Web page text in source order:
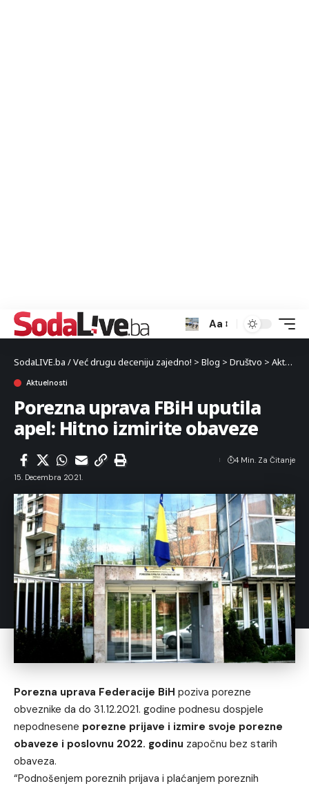
Aa
SodaLIVE.ba / Već drugu deceniju zajedno! > Blog > Društvo > Aktuelnosti
Aktuelnosti
Porezna uprava FBiH uputila
apel: Hitno izmirite obaveze
15. Decembra 2021.
4 Min. Za Čitanje
Porezna uprava Federacije BiH poziva porezne
obveznike da do 31.12.2021. godine podnesu dospjele
nepodnesene porezne prijave i izmire svoje porezne
obaveze i poslovnu 2022. godinu započnu bez starih
obaveza.
“Podnošenjem poreznih prijava i plaćanjem poreznih